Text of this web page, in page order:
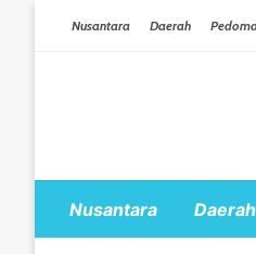
Nusantara Daerah
Nusantara Daerah